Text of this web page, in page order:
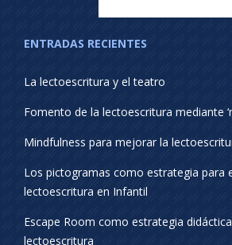
ENTRADAS RECIENTES
La lectoescritura y el teatro
Fomento de la lectoescritura mediante
Mindfulness para mejorar la
Los pictogramas como estrategia para
lectoescritura en Infantil
Escape Room como estrategia
lectoescritura